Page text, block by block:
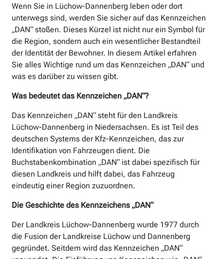
Wenn Sie in Lüchow-Dannenberg leben oder dort
unterwegs sind, werden Sie sicher auf das Kennzeichen
„DAN“ stoßen. Dieses Kürzel ist nicht nur ein Symbol für
die Region, sondern auch ein wesentlicher Bestandteil
der Identität der Bewohner. In diesem Artikel erfahren
Sie alles Wichtige rund um das Kennzeichen „DAN“ und
was es darüber zu wissen gibt.
Was bedeutet das Kennzeichen „DAN“?
Das Kennzeichen „DAN“ steht für den Landkreis
Lüchow-Dannenberg in Niedersachsen. Es ist Teil des
deutschen Systems der Kfz-Kennzeichen, das zur
Identifikation von Fahrzeugen dient. Die
Buchstabenkombination „DAN“ ist dabei spezifisch für
diesen Landkreis und hilft dabei, das Fahrzeug
eindeutig einer Region zuzuordnen.
Die Geschichte des Kennzeichens „DAN“
Der Landkreis Lüchow-Dannenberg wurde 1977 durch
die Fusion der Landkreise Lüchow und Dannenberg
gegründet. Seitdem wird das Kennzeichen „DAN“